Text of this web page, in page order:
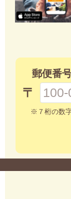
郵便番
〒
※７桁の数